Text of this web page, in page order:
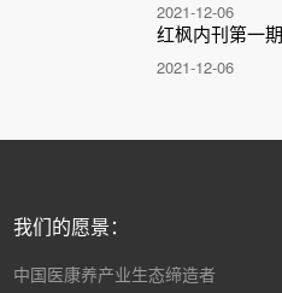
2021-12-06
红枫内刊第一期
2021-12-06
我们的愿景：
中国医康养产业生态缔造者